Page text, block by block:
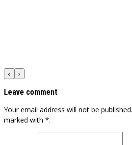
‹ ›
Leave comment
Your email address will not be
marked with *.